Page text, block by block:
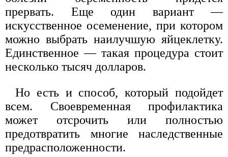
прервать. Еще один вариант —
искусственное осеменение, при котором
можно выбрать наилучшую яйцеклетку.
Единственное — такая процедура стоит
несколько тысяч долларов.
Но есть и способ, который подойдет
всем. Своевременная профилактика
может отсрочить или полностью
предотвратить многие наследственные
предрасположенности.